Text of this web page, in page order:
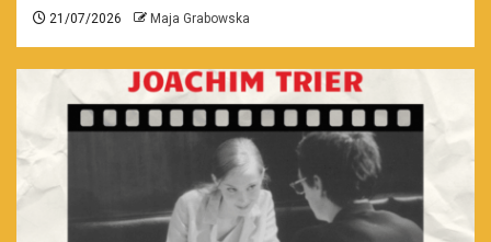
21/07/2026 Maja Grabowska